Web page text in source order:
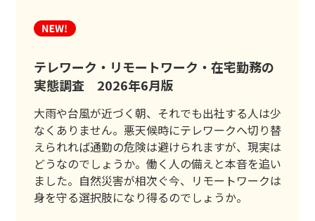
テレワーク・リモートワーク・在宅勤務の
実態調査 2026年6月版
大雨や台風が近づく朝、それでも出社する人は少
なくありません。悪天候時にテレワークへ切り替
えられれば通勤の危険は避けられますが、現実は
どうなのでしょうか。働く人の備えと本音を追い
ました。自然災害が相次ぐ今、リモートワークは
身を守る選択肢になり得るのでしょうか。